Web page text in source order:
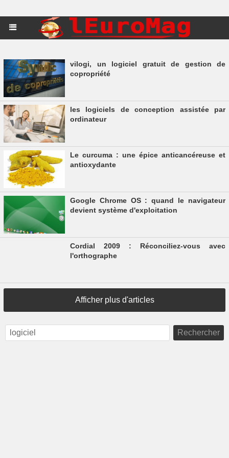
vilogi, un logiciel gratuit de gestion de
copropriété
les logiciels de conception assistée par
ordinateur
Le curcuma : une épice anticancéreuse et
antioxydante
Google Chrome OS : quand le navigateur
devient système d'exploitation
Cordial 2009 : Réconciliez-vous avec
l'orthographe
Afficher plus d'articles
Rechercher